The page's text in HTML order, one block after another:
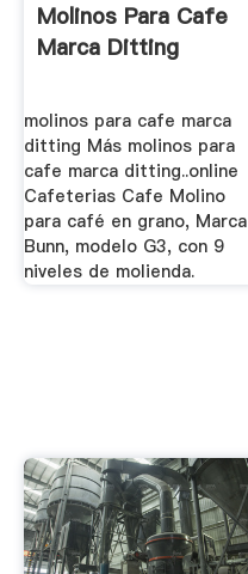
Molinos Para Cafe
Marca Ditting
molinos para cafe marca
ditting Más molinos para
cafe marca ditting..online
Cafeterias Cafe Molino
para café en grano, Marca
Bunn, modelo G3, con 9
niveles de molienda.